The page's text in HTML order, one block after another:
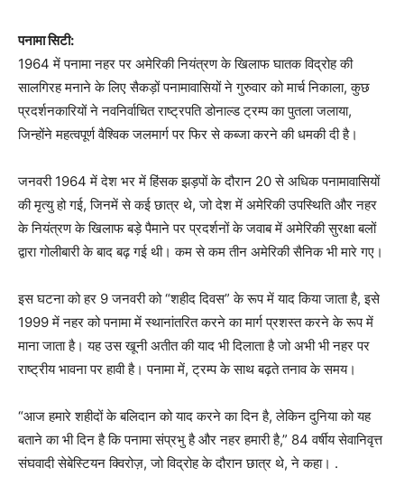
पनामा सिटी:
1964 में पनामा नहर पर अमेरिकी नियंत्रण के खिलाफ घातक विद्रोह की
सालगिरह मनाने के लिए सैकड़ों पनामावासियों ने गुरुवार को मार्च निकाला, कुछ
प्रदर्शनकारियों ने नवनिर्वाचित राष्ट्रपति डोनाल्ड ट्रम्प का पुतला जलाया,
जिन्होंने महत्वपूर्ण वैश्विक जलमार्ग पर फिर से कब्जा करने की धमकी दी है।
जनवरी 1964 में देश भर में हिंसक झड़पों के दौरान 20 से अधिक पनामावासियों
की मृत्यु हो गई, जिनमें से कई छात्र थे, जो देश में अमेरिकी उपस्थिति और नहर
के नियंत्रण के खिलाफ बड़े पैमाने पर प्रदर्शनों के जवाब में अमेरिकी सुरक्षा बलों
द्वारा गोलीबारी के बाद बढ़ गई थी। कम से कम तीन अमेरिकी सैनिक भी मारे गए।
इस घटना को हर 9 जनवरी को “शहीद दिवस” ​​के रूप में याद किया जाता है, इसे
1999 में नहर को पनामा में स्थानांतरित करने का मार्ग प्रशस्त करने के रूप में
माना जाता है। यह उस खूनी अतीत की याद भी दिलाता है जो अभी भी नहर पर
राष्ट्रीय भावना पर हावी है। पनामा में, ट्रम्प के साथ बढ़ते तनाव के समय।
“आज हमारे शहीदों के बलिदान को याद करने का दिन है, लेकिन दुनिया को यह
बताने का भी दिन है कि पनामा संप्रभु है और नहर हमारी है,” 84 वर्षीय सेवानिवृत्त
संघवादी सेबेस्टियन क्विरोज़, जो विद्रोह के दौरान छात्र थे, ने कहा। .